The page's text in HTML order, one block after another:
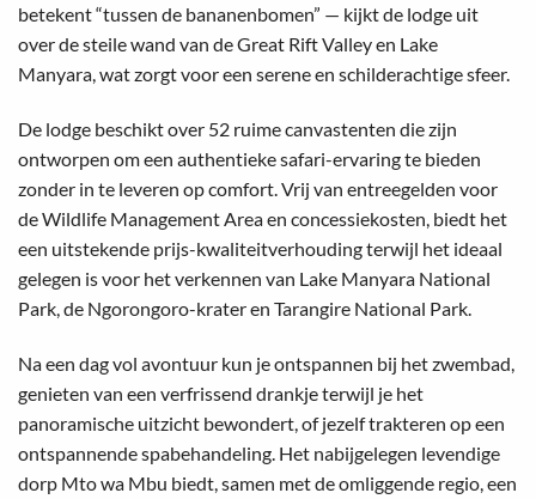
betekent “tussen de bananenbomen” — kijkt de lodge uit
over de steile wand van de Great Rift Valley en Lake
Manyara, wat zorgt voor een serene en schilderachtige sfeer.
De lodge beschikt over 52 ruime canvastenten die zijn
ontworpen om een authentieke safari-ervaring te bieden
zonder in te leveren op comfort. Vrij van entreegelden voor
de Wildlife Management Area en concessiekosten, biedt het
een uitstekende prijs-kwaliteitverhouding terwijl het ideaal
gelegen is voor het verkennen van Lake Manyara National
Park, de Ngorongoro-krater en Tarangire National Park.
Na een dag vol avontuur kun je ontspannen bij het zwembad,
genieten van een verfrissend drankje terwijl je het
panoramische uitzicht bewondert, of jezelf trakteren op een
ontspannende spabehandeling. Het nabijgelegen levendige
dorp Mto wa Mbu biedt, samen met de omliggende regio, een